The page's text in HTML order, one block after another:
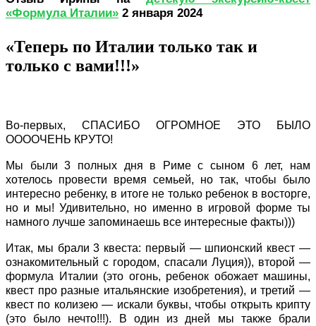
«Формула Италии» 2 января 2024
«Теперь по Италии только так и
только с вами!!!»
Во-первых, СПАСИБО ОГРОМНОЕ ЭТО БЫЛО
ООООЧЕНЬ КРУТО!
Мы были 3 полных дня в Риме с сыном 6 лет, нам
хотелось провести время семьей, но так, чтобы было
интересно ребенку, в итоге не только ребенок в восторге,
но и мы! Удивительно, но именно в игровой форме ты
намного лучше запоминаешь все интересные факты)))
Итак, мы брали 3 квеста: первый — шпионский квест —
ознакомительный с городом, спасали Луция)), второй —
формула Италии (это огонь, ребенок обожает машины,
квест про разные итальянские изобретения), и третий —
квест по колизею — искали буквы, чтобы открыть крипту
(это было нечто!!!). В один из дней мы также брали